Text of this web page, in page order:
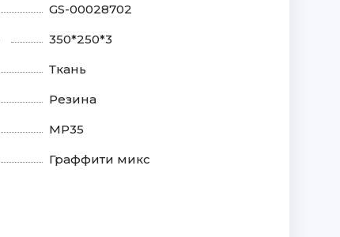
GS-00028702
350*250*3
Ткань
Резина
MP35
Граффити микс